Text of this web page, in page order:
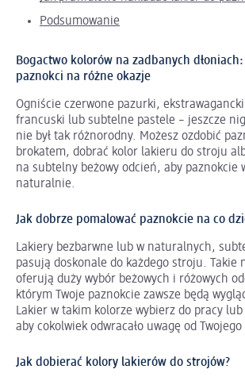
Podsumowanie
Bogactwo kolorów na zadbanych
paznokci na różne okazje
Ogniście czerwone pazurki,
francuski lub subtelne pastele – jeszcze
nie był tak różnorodny. Możesz ozdobić
brokatem, dobrać kolor lakieru do stroju
na subtelny beżowy odcień, aby paznokcie
naturalnie.
Jak dobrze pomalować paznokcie na co
Lakiery bezbarwne lub w naturalnych,
pasują doskonale do każdego stroju. Takie
oferują duży wybór beżowych i różowych
którym Twoje paznokcie zawsze będą
Lakier w takim kolorze wybierz do pracy
aby cokolwiek odwracało uwagę od
Jak dobierać kolory lakierów do strojów?